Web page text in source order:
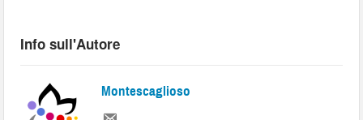
Info sull'Autore
Montescaglioso